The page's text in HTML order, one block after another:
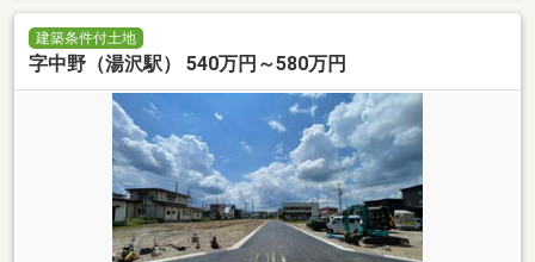
建築条件付土地
字中野（湯沢駅） 540万円～580万円